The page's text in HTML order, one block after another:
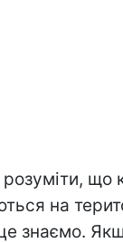
що
на
знаємо.